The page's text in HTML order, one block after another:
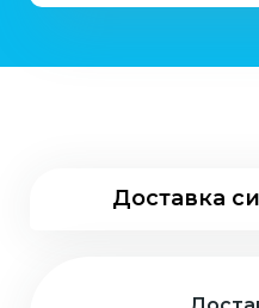
Доставка